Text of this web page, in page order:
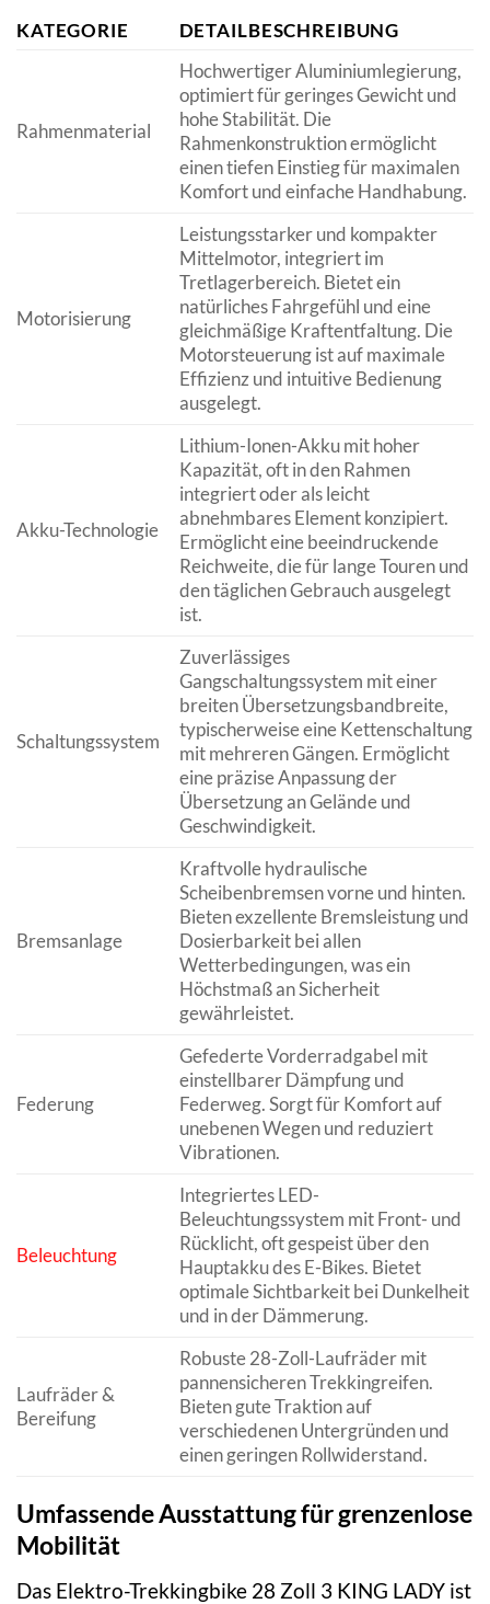
KATEGORIE DETAILBESCHREIBUNG
Rahmenmaterial
Hochwertiger Aluminiumlegierung,
optimiert für geringes Gewicht und
hohe Stabilität. Die
Rahmenkonstruktion ermöglicht
einen tiefen Einstieg für maximalen
Komfort und einfache Handhabung.
Motorisierung
Leistungsstarker und kompakter
Mittelmotor, integriert im
Tretlagerbereich. Bietet ein
natürliches Fahrgefühl und eine
gleichmäßige Kraftentfaltung. Die
Motorsteuerung ist auf maximale
Effizienz und intuitive Bedienung
ausgelegt.
Akku-Technologie
Lithium-Ionen-Akku mit hoher
Kapazität, oft in den Rahmen
integriert oder als leicht
abnehmbares Element konzipiert.
Ermöglicht eine beeindruckende
Reichweite, die für lange Touren und
den täglichen Gebrauch ausgelegt
ist.
Schaltungssystem
Zuverlässiges
Gangschaltungssystem mit einer
breiten Übersetzungsbandbreite,
typischerweise eine Kettenschaltung
mit mehreren Gängen. Ermöglicht
eine präzise Anpassung der
Übersetzung an Gelände und
Geschwindigkeit.
Bremsanlage
Kraftvolle hydraulische
Scheibenbremsen vorne und hinten.
Bieten exzellente Bremsleistung und
Dosierbarkeit bei allen
Wetterbedingungen, was ein
Höchstmaß an Sicherheit
gewährleistet.
Federung
Gefederte Vorderradgabel mit
einstellbarer Dämpfung und
Federweg. Sorgt für Komfort auf
unebenen Wegen und reduziert
Vibrationen.
Beleuchtung
Integriertes LED-
Beleuchtungssystem mit Front- und
Rücklicht, oft gespeist über den
Hauptakku des E-Bikes. Bietet
optimale Sichtbarkeit bei Dunkelheit
und in der Dämmerung.
Laufräder &
Bereifung
Robuste 28-Zoll-Laufräder mit
pannensicheren Trekkingreifen.
Bieten gute Traktion auf
verschiedenen Untergründen und
einen geringen Rollwiderstand.
Umfassende Ausstattung für grenzenlose
Mobilität
Das Elektro-Trekkingbike 28 Zoll 3 KING LADY ist